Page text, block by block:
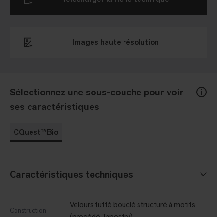
Sélectionnez une sous-couche pour voir
ses caractéristiques
CQuest™Bio
Caractéristiques techniques
Construction
Velours tufté bouclé structuré à motifs
Images haute résolution